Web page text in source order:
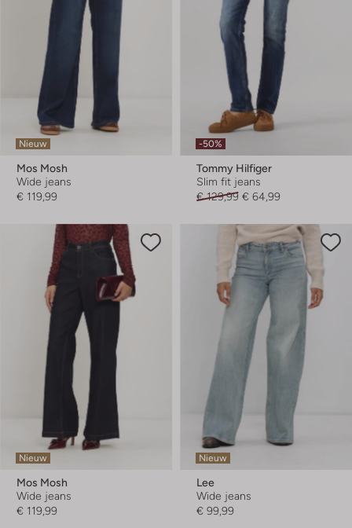
Nieuw
Mos Mosh
Wide jeans
€ 119,99
-50%
Tommy Hilfiger
Slim fit jeans
€ 129,99 € 64,99
Nieuw
Mos Mosh
Wide jeans
€ 119,99
Nieuw
Lee
Wide jeans
€ 99,99